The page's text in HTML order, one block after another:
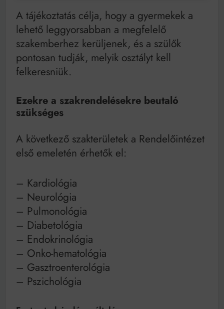
A tájékoztatás célja, hogy a gyermekek a
lehető leggyorsabban a megfelelő
szakemberhez kerüljenek, és a szülők
pontosan tudják, melyik osztályt kell
felkeresniük.
Ezekre a szakrendelésekre beutaló
szükséges
A következő szakterületek a Rendelőintézet
első emeletén érhetők el:
– Kardiológia
– Neurológia
– Pulmonológia
– Diabetológia
– Endokrinológia
– Onko-hematológia
– Gasztroenterológia
– Pszichológia